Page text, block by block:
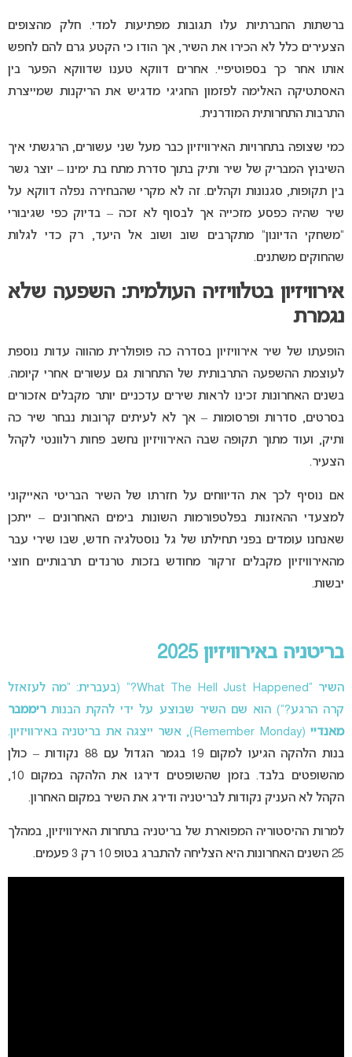
ברשתות החברתיות עלו תגובות מפתיעות למדי. חלק מהצופים
הצעירים כלל לא הכירו את השיר, אך הודו כי הקטע גרם להם לחפש
אותו אחר כך בספוטיפיי. אחרים דווקא טענו שדווקא הפער בין
האסתטיקה האלימה לפזמון החגיגי מדגיש את הריקנות שמייצרת
התרבות התחרותית המודרנית.
כמי שצופה בתחרויות האירוויזיון כבר מעל שני עשורים, הרגשתי איך
השיבוץ המבריק של שיר ותיק בתוך סדרת מתח בת ימינו – יוצר גשר
בין תקופות, סגנונות וקהלים. זה לא מקרי שהבחירה נפלה דווקא על
שיר שהיה כפסע מזכייה אך לבסוף לא זכה – בדיוק כפי שגיבורי
“משחקי הדיונון” מתקרבים שוב ושוב אל היעד, רק כדי לגלות
שהחוקים משתנים.
אירוויזיון בטלוויזיה העולמית: השפעה שלא
נגמרת
הופעתו של שיר אירוויזיון בסדרה כה פופולרית מהווה עדות נוספת
לעוצמת ההשפעה התרבותית של התחרות גם עשורים אחרי קיומה.
בשנים האחרונות זכינו לראות שירים עדכניים יותר מקבלים אזכורים
בסרטים, סדרות ופרסומות – אך לא לעיתים קרובות נבחר שיר כה
ותיק, ועוד מתוך תקופה שבה האירוויזיון נחשב פחות רלוונטי לקהל
הצעיר.
אם נוסיף לכך את הדיווחים על חזרתו של השיר הבריטי האייקוני
למצעדי ההאזנות בפלטפורמות השונות בימים האחרונים – ייתכן
שאנחנו עומדים בפני תחילתו של גל נוסטלגיה חדש, שבו שירי עבר
מהאירוויזיון מקבלים זרקור מחודש בזכות טרנדים תרבותיים חוצי
יבשות.
בריטניה באירוויזיון 2025
השיר “What The Hell Just Happened?” (בעברית: “מה לעזאזל
קרה הרגע?”) הוא שם השיר שבוצע על ידי להקת הבנותריממבר
מאנדיי(Remember Monday), אשר ייצגה את בריטניה באירוויזיון.
בנות הלהקה הגיעו למקום 19 בגמר הגדול עם 88 נקודות – כולן
מהשופטים בלבד. בזמן שהשופטים דירגו את הלהקה במקום 10,
הקהל לא העניק נקודות לבריטניה ודירג את השיר במקום האחרון.
למרות ההיסטוריה המפוארת של בריטניה בתחרות האירוויזיון, במהלך
25 השנים האחרונות היא הצליחה להתברג בטופ 10 רק 3 פעמים.